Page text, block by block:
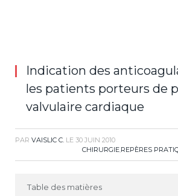
Indication des
les patients porteurs de
valvulaire cardiaque
PAR VAISLIC C. LE 30 JUIN 2010
CHIRURGIE,REPÈRES
Table des matières